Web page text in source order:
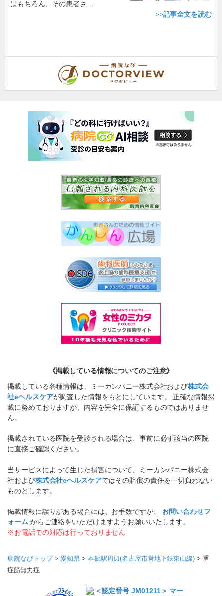
はもちろん、その患者さ…
>>記事全文を読む
《掲載している情報についてのご注意》
掲載している各種情報は、ミーカンパニー株式会社および株式会
社eヘルスケアが調査した情報をもとにしています。 正確な情報掲
載に努めておりますが、内容を完全に保証するものではありませ
ん。
掲載されている医院を受診される場合は、事前に必ず該当の医院
に直接ご確認ください。
当サービスによって生じた損害について、ミーカンパニー株式会
社および株式会社eヘルスケアではその賠償の責任を一切負わない
ものとします。
掲載情報に誤りがある場合には、お手数ですが、 お問い合わせフ
ォーム からご連絡をいただけますようお願いいたします。
※お電話での対応は行っておりません
病院なびトップ> 愛知県 > 本郷駅周辺(名古屋市営地下鉄東山線) > 重
症筋無力症